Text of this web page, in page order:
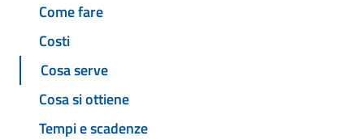
Come fare
Costi
Cosa serve
Cosa si ottiene
Tempi e scadenze